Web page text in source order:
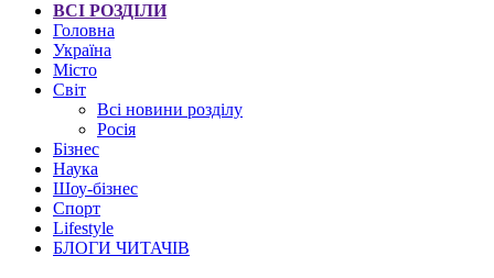
ВСІ РОЗДІЛИ
Головна
Україна
Місто
Світ
Всі новини розділу
Росія
Бізнес
Наука
Шоу-бізнес
Спорт
Lifestyle
БЛОГИ ЧИТАЧІВ